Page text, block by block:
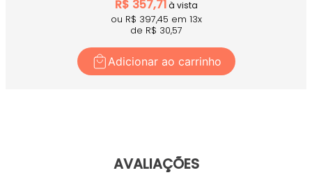
R$ 357,71à vista
ou R$ 397,45 em 13x
de R$ 30,57
Adicionar ao carrinho
AVALIAÇÕES